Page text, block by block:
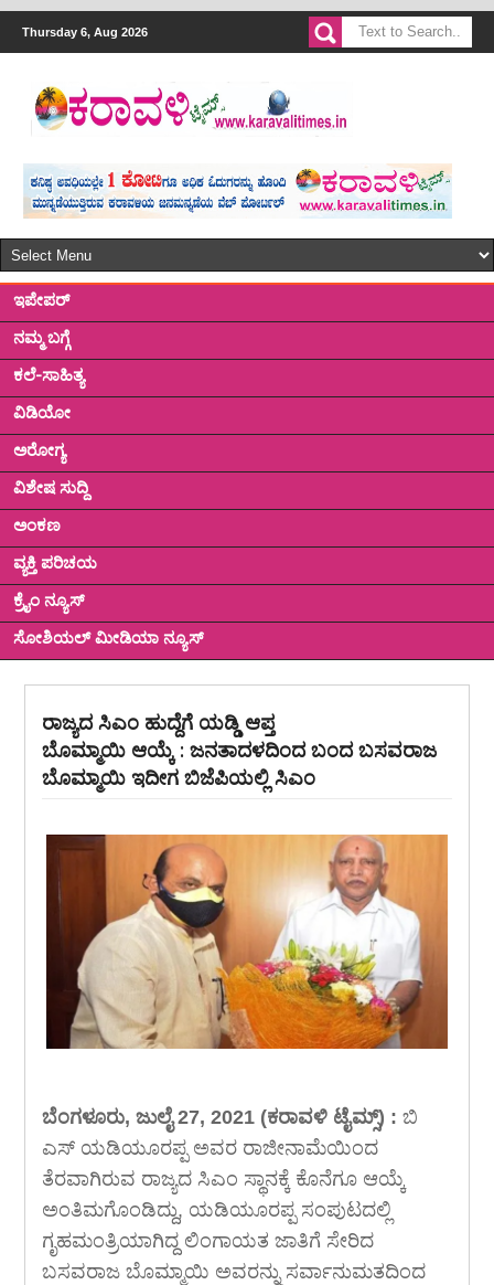
Thursday 6, Aug 2026
ಇಪೇಪರ್
ನಮ್ಮ ಬಗ್ಗೆ
ಕಲೆ-ಸಾಹಿತ್ಯ
ವಿಡಿಯೋ
ಅರೋಗ್ಯ
ವಿಶೇಷ ಸುದ್ದಿ
ಅಂಕಣ
ವ್ಯಕ್ತಿ ಪರಿಚಯ
ಕ್ರೈಂ ನ್ಯೂಸ್
ಸೋಶಿಯಲ್ ಮೀಡಿಯಾ ನ್ಯೂಸ್
ರಾಜ್ಯದ ಸಿಎಂ ಹುದ್ದೆಗೆ ಯಡ್ಡಿ ಆಪ್ತ
ಬೊಮ್ಮಾಯಿ ಆಯ್ಕೆ : ಜನತಾದಳದಿಂದ ಬಂದ ಬಸವರಾಜ
ಬೊಮ್ಮಾಯಿ ಇದೀಗ ಬಿಜೆಪಿಯಲ್ಲಿ ಸಿಎಂ
ಬೆಂಗಳೂರು, ಜುಲೈ 27, 2021 (ಕರಾವಳಿ ಟೈಮ್ಸ್) : ಬಿ
ಎಸ್ ಯಡಿಯೂರಪ್ಪ ಅವರ ರಾಜೀನಾಮೆಯಿಂದ
ತೆರವಾಗಿರುವ ರಾಜ್ಯದ ಸಿಎಂ ಸ್ಥಾನಕ್ಕೆ ಕೊನೆಗೂ ಆಯ್ಕೆ
ಅಂತಿಮಗೊಂಡಿದ್ದು, ಯಡಿಯೂರಪ್ಪ ಸಂಪುಟದಲ್ಲಿ
ಗೃಹಮಂತ್ರಿಯಾಗಿದ್ದ ಲಿಂಗಾಯತ ಜಾತಿಗೆ ಸೇರಿದ
ಬಸವರಾಜ ಬೊಮ್ಮಾಯಿ ಅವರನ್ನು ಸರ್ವಾನುಮತದಿಂದ